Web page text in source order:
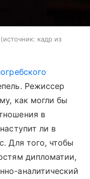
источник: кадр из
Режиссер
как могли бы
в
ли в
Для того, чтобы
дипломатии,
аналитический